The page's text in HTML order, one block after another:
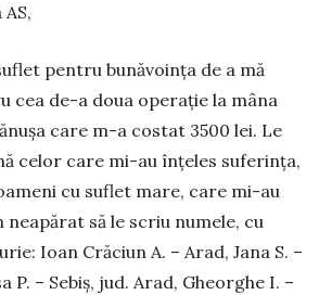
pentru bunăvoința de a mă
cea de-a doua operație la mâna
care m-a costat 3500 lei. Le
celor care mi-au înțeles suferința,
cu suflet mare, care mi-au
să le scriu numele, cu
Ioan Crăciun A. – Arad, Jana S. –
P. – Sebiș, jud. Arad, Gheorghe I. –